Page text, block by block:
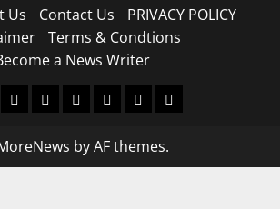
Us Contact Us
PRIVACY POLICY
Terms & Condtions
a News Writer
AboutContactPRIVACY
Disclaimer
Terms
Condtions
Become
News
by AF themes.